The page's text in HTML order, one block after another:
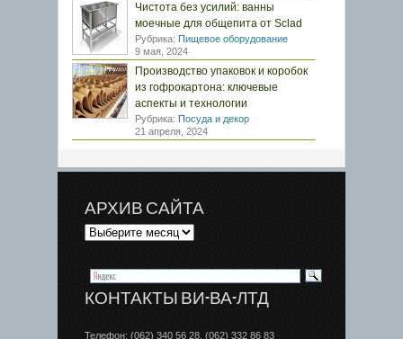
Чистота без усилий: ванны
моечные для общепита от Sclad
Рубрика: Пищевое оборудование
9 мая, 2024
Производство упаковок и коробок
из гофрокартона: ключевые
аспекты и технологии
Рубрика: Посуда и декор
21 апреля, 2024
АРХИВ САЙТА
КОНТАКТЫ ВИ-ВА-ЛТД
Телефон: (062) 340 56 28, (062) 332 86 83